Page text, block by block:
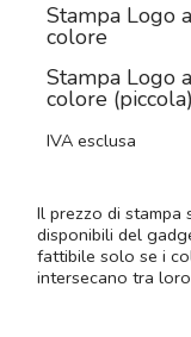
Stampa Logo
colore
Stampa Logo a
colore (piccola)
IVA esclusa
Il prezzo di stampa
disponibili del
fattibile solo se i
intersecano tra